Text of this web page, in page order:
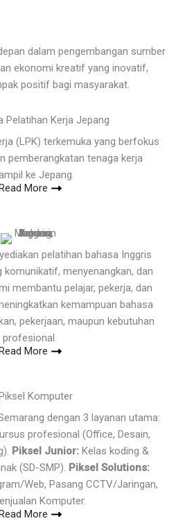
dalam pengembangan sumber
ekonomi kreatif yang inovatif,
positif bagi masyarakat.
(LPK) terkemuka yang berfokus
pemberangkatan tenaga kerja
ke Jepang.
More
pelatihan bahasa Inggris
menyenangkan, dan
membantu pelajar, pekerja, dan
kemampuan bahasa
pekerjaan, maupun kebutuhan
profesional.
More
dengan 3 layanan utama:
profesional (Office, Desain,
Piksel Junior: Kelas koding &
(SD-SMP). Piksel Solutions:
Web, Pasang CCTV/Jaringan,
Komputer.
More